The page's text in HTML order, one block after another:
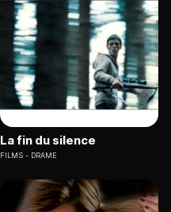
La fin du silence
FILMS DRAME